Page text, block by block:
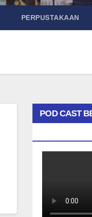
PERPUSTAKAAN
POD CAST